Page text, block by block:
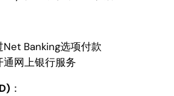
Net Banking选项付款
通网上银行服务
：